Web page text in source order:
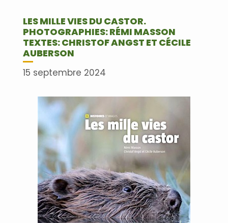
LES MILLE VIES DU CASTOR.
PHOTOGRAPHIES: RÉMI MASSON
TEXTES: CHRISTOF ANGST ET CÉCILE
AUBERSON
15 septembre 2024